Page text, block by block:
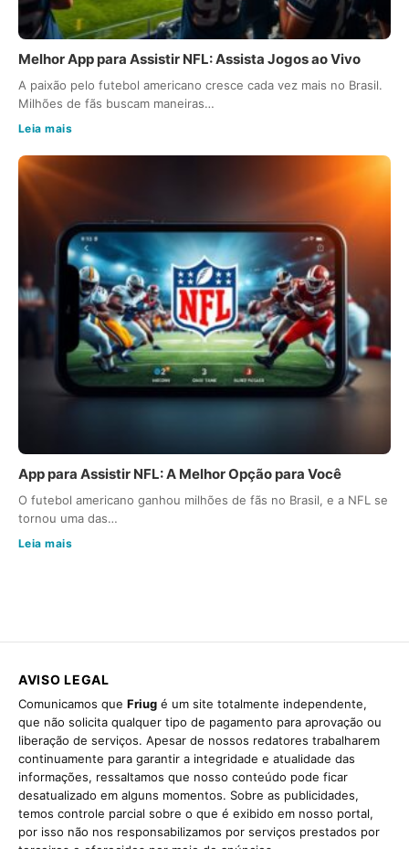
Melhor App para Assistir NFL: Assista Jogos ao Vivo
A paixão pelo futebol americano cresce cada vez mais no Brasil.
Milhões de fãs buscam maneiras…
Leia mais
App para Assistir NFL: A Melhor Opção para Você
O futebol americano ganhou milhões de fãs no Brasil, e a NFL se
tornou uma das…
Leia mais
AVISO LEGAL
Comunicamos que Friug é um site totalmente independente,
que não solicita qualquer tipo de pagamento para aprovação ou
liberação de serviços. Apesar de nossos redatores trabalharem
continuamente para garantir a integridade e atualidade das
informações, ressaltamos que nosso conteúdo pode ficar
desatualizado em alguns momentos. Sobre as publicidades,
temos controle parcial sobre o que é exibido em nosso portal,
por isso não nos responsabilizamos por serviços prestados por